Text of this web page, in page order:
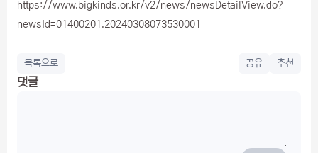
https://www.bigkinds.or.kr/v2/news/newsDetailView.do?
newsId=01400201.20240308073530001
목록으로 공유 추천
댓글